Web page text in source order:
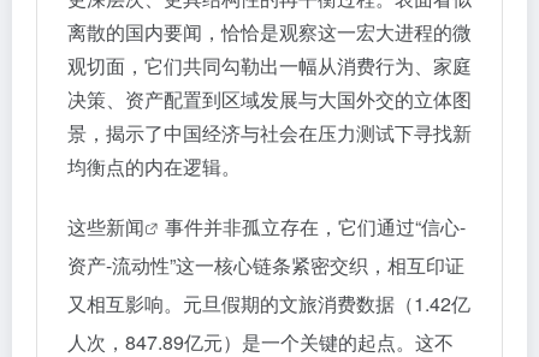
离散的国内要闻，恰恰是观察这一宏大进程的微
观切面，它们共同勾勒出一幅从消费行为、家庭
决策、资产配置到区域发展与大国外交的立体图
景，揭示了中国经济与社会在压力测试下寻找新
均衡点的内在逻辑。
这些新闻
事件并非孤立存在，它们通过“信心-
资产-流动性”这一核心链条紧密交织，相互印证
又相互影响。元旦假期的文旅消费数据（1.42亿
人次，847.89亿元）是一个关键的起点。这不